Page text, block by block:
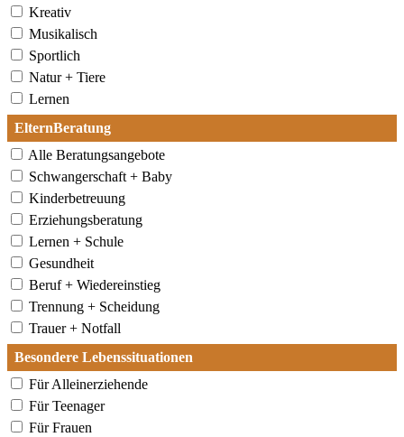
Kreativ
Musikalisch
Sportlich
Natur + Tiere
Lernen
ElternBeratung
Alle Beratungsangebote
Schwangerschaft + Baby
Kinderbetreuung
Erziehungsberatung
Lernen + Schule
Gesundheit
Beruf + Wiedereinstieg
Trennung + Scheidung
Trauer + Notfall
Besondere Lebenssituationen
Für Alleinerziehende
Für Teenager
Für Frauen